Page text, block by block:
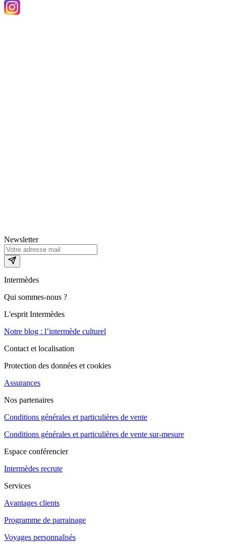
Newsletter
Intermèdes
Qui sommes-nous ?
L'esprit Intermèdes
Notre blog : l’intermède culturel
Contact et localisation
Protection des données et cookies
Assurances
Nos partenaires
Conditions générales et particulières de vente
Conditions générales et particulières de vente sur-mesure
Espace conférencier
Intermèdes recrute
Services
Avantages clients
Programme de parrainage
Voyages personnalisés